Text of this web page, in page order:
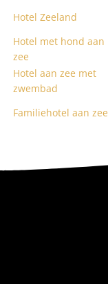
Hotel Zeeland
Hotel met hond aan
zee
Hotel aan zee met
zwembad
Familiehotel aan zee